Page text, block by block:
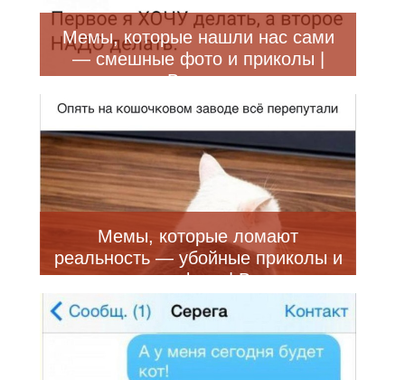
Мемы, которые нашли нас сами
— смешные фото и приколы |
Bugaga
Мемы, которые ломают
реальность — убойные приколы и
смешные фото | Bugaga